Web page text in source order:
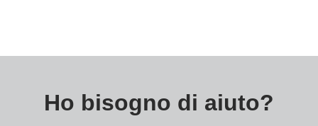
Ho bisogno di aiuto?